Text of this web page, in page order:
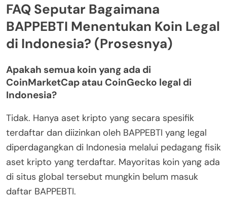
FAQ Seputar Bagaimana
BAPPEBTI Menentukan Koin Legal
di Indonesia? (Prosesnya)
Apakah semua koin yang ada di
CoinMarketCap atau CoinGecko legal di
Indonesia?
Tidak. Hanya aset kripto yang secara spesifik
terdaftar dan diizinkan oleh BAPPEBTI yang legal
diperdagangkan di Indonesia melalui pedagang fisik
aset kripto yang terdaftar. Mayoritas koin yang ada
di situs global tersebut mungkin belum masuk
daftar BAPPEBTI.